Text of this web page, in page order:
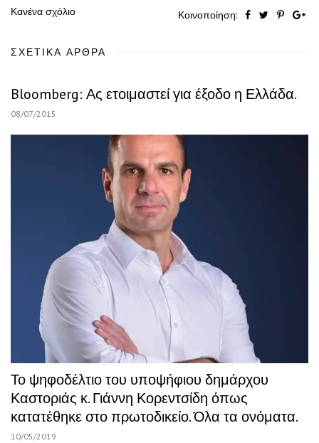
Κανένα σχόλιο Κοινοποίηση:
ΣΧΕΤΙΚΆ ΆΡΘΡΑ
Bloomberg: Ας ετοιμαστεί για έξοδο η Ελλάδα.
08/07/2015
Το ψηφοδέλτιο του υποψήφιου δημάρχου
Καστοριάς κ. Γιάννη Κορεντσίδη όπως
κατατέθηκε στο πρωτοδικείο. Όλα τα ονόματα.
10/05/2019